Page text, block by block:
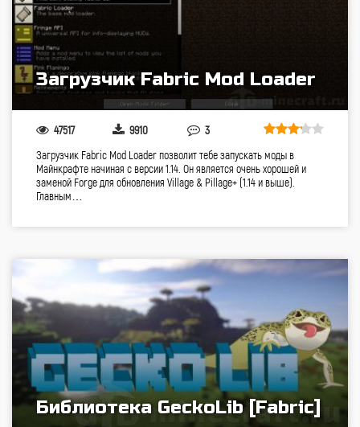
Загрузчик Fabric Mod Loader
47517 9910 3
Загрузчик Fabric Mod Loader позволит тебе запускать моды в
Майнкрафте начиная с версии 1.14. Он является очень хорошей и
заменой Forge для обновления Village & Pillage+ (1.14 и выше).
Главным…
Библиотека GeckoLib [Fabric]